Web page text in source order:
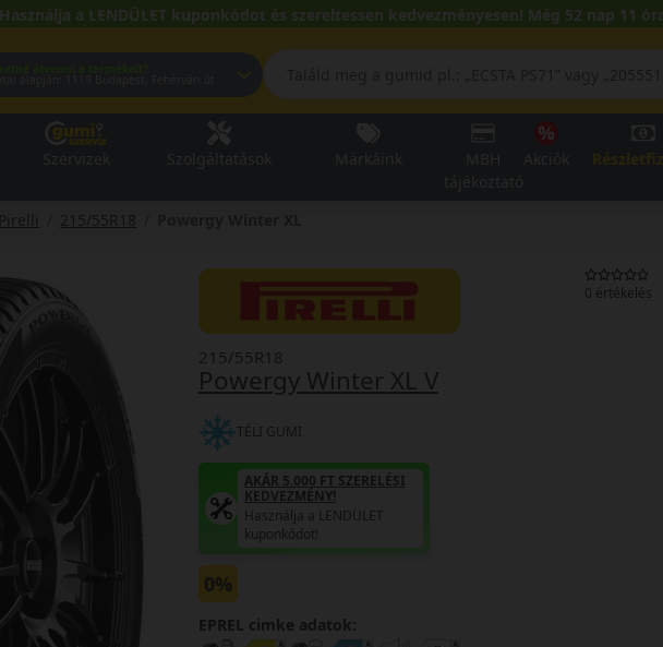
Használja a LENDÜLET kuponkódot és szereltessen kedvezményesen! Még 52 nap 11
Pirelli 215/55R18
0 értékelés
Powergy Winter XL V
215/55R18
TÉLI GUMI
AKÁR 5.000 FT SZERELÉSI
KEDVEZMÉNY!
Használja a LENDÜLET
kuponkódot!
0%
EPREL cimke adatok: